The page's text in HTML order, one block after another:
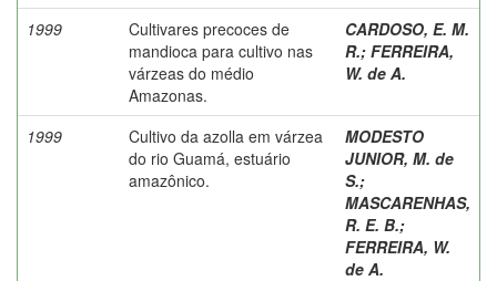
1999
Cultivares precoces de
mandioca para cultivo nas
várzeas do médio
Amazonas.
CARDOSO, E. M.
R.; FERREIRA,
W. de A.
1999
Cultivo da azolla em várzea
do rio Guamá, estuário
amazônico.
MODESTO
JUNIOR, M. de
S.;
MASCARENHAS,
R. E. B.;
FERREIRA, W.
de A.